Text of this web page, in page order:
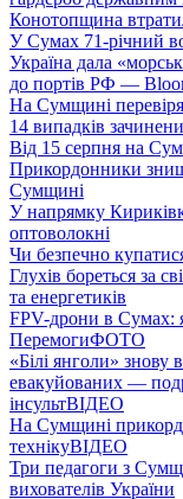
Конотопщина
У Сумах 71-річний
Україна дала
до портів РФ —
На Сумщині
14 випадків
Від 15 серпня на
Прикордонники
Сумщині
У напрямку
оптоволокні
Чи безпечно
Глухів бореться за
та енергетиків
FPV-дрони в Сумах:
ПеремогиФОТО
«Білі янголи» знову
евакуйованих —
інсультВІДЕО
На Сумщині
технікуВІДЕО
Три педагоги з
вихователів України